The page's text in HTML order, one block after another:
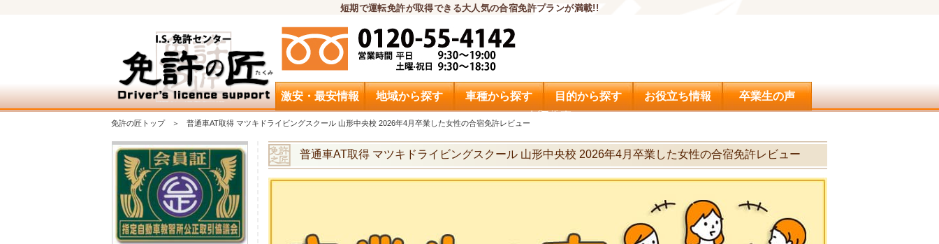
短期で運転免許が取得できる大人気の合宿免許プランが満載!!
問合せ
激安・最安情報 地域から探す 車種から探す 目的から探す お役立ち情報 卒業生の声
免許の匠トップ 普通車AT取得 マツキドライビングスクール 山形中央校 2026年4月卒業した女性の合宿免許レビュー
普通車AT取得 マツキドライビングスクール 山形中央校 2026年4月卒業した女性の合宿免許レビュー